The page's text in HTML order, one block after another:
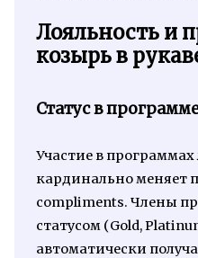
Лояльность и
козырь в
Статус в
Участие в программах
кардинально меняет
compliments. Члены
статусом (Gold,
автоматически